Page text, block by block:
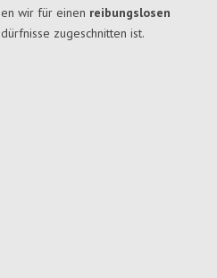
wir für einen reibungslosen
zugeschnitten ist.